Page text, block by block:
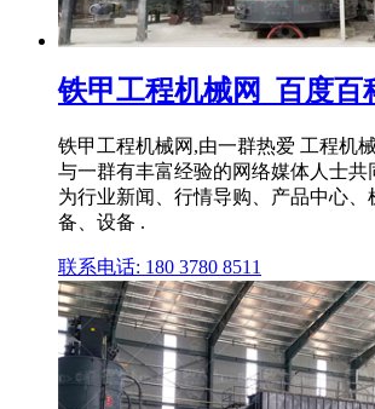
铁甲工程机械网_百度百
铁甲工程机械网,由一群热爱 工程机
与一群有丰富经验的网络媒体人士共
为行业新闻、行情导购、产品中心、
备、设备 .
联系电话: 180 3780 8511